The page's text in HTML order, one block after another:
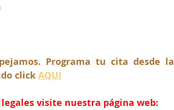
Programa tu cita desde la
click AQUI
visite nuestra página web: